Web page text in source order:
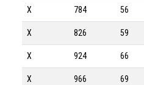
X 784 56
X 826 59
X 924 66
X 966 69